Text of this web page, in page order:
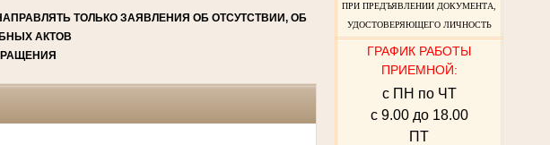
ПРИ ПРЕДЪЯВЛЕНИИ ДОКУМЕНТА,
УДОСТОВЕРЯЮЩЕГО ЛИЧНОСТЬ
ГРАФИК РАБОТЫ
ПРИЕМНОЙ:
с ПН по ЧТ
с 9.00 до 18.00
ПТ
ТОЛЬКО ЗАЯВЛЕНИЯ ОБ ОТСУТСТВИИ, ОБ
АКТОВ